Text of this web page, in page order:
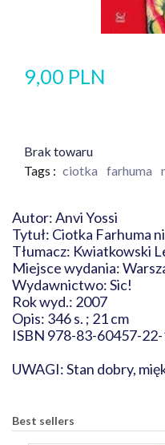
9,00 PLN
Brak towaru
Tags : ciotka farhuma
Autor: Anvi Yossi
Tytuł: Ciotka Farhuma
Tłumacz:
Miejsce wydania:
Wydawnictwo: Sic!
Rok wyd.: 2007
Opis: 346 s. ; 21 cm
ISBN 978-83-60457-
UWAGI: Stan dobry,
Best sellers